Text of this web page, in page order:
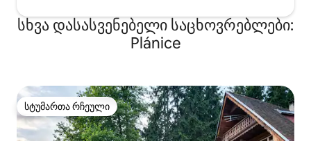
სხვა დასასვენებელი საცხოვრებლები:
Plánice
სტუმართა რჩეული
სტუმართა რჩეული